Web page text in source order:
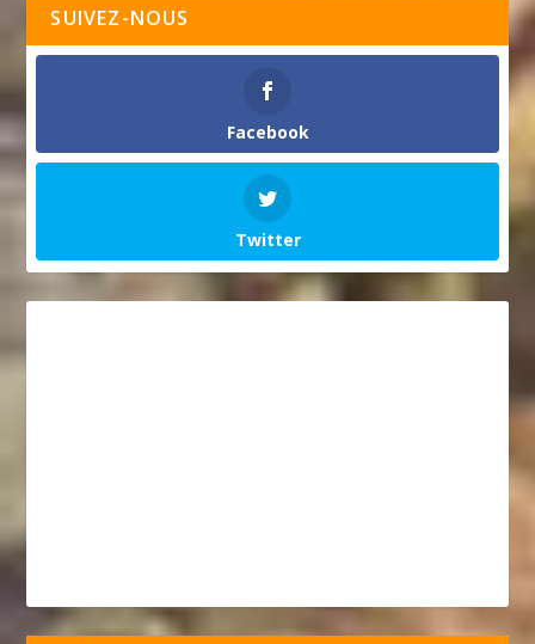
SUIVEZ-NOUS
Facebook
Twitter